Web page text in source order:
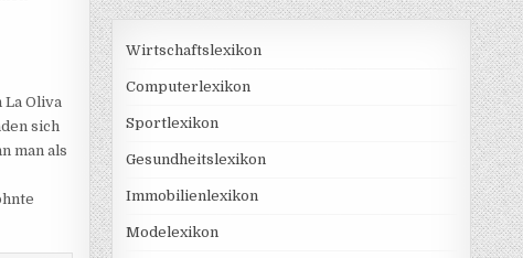
Oliva
sich
man als
Wirtschaftslexikon
Computerlexikon
Sportlexikon
Gesundheitslexikon
Immobilienlexikon
Modelexikon